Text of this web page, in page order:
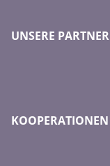
UNSERE PARTNER
KOOPERATIONEN